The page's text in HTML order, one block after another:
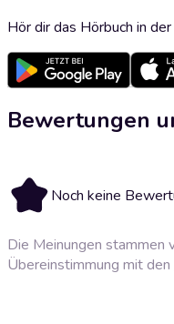
Hör dir das Hörbuch in
Bewertungen
Noch keine
Die Meinungen stammen
Übereinstimmung mit den